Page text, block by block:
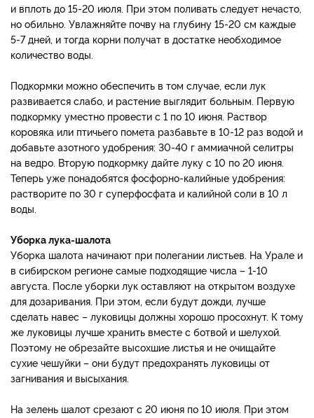
и вплоть до 15-20 июля. При этом поливать следует нечасто,
но обильно. Увлажняйте почву на глубину 15-20 см каждые
5-7 дней, и тогда корни получат в достатке необходимое
количество воды.
Подкормки можно обеспечить в том случае, если лук
развивается слабо, и растение выглядит больным. Первую
подкормку уместно провести с 1 по 10 июня. Раствор
коровяка или птичьего помета разбавьте в 10-12 раз водой и
добавьте азотного удобрения: 30-40 г аммиачной селитры
на ведро. Вторую подкормку дайте луку с 10 по 20 июня.
Теперь уже понадобятся фосфорно-калийные удобрения:
растворите по 30 г суперфосфата и калийной соли в 10 л
воды.
Уборка лука-шалота
Уборка шалота начинают при полегании листьев. На Урале и
в сибирском регионе самые подходящие числа – 1-10
августа. После уборки лук оставляют на открытом воздухе
для дозаривания. При этом, если будут дожди, лучше
сделать навес – луковицы должны хорошо просохнут. К тому
же луковицы лучше хранить вместе с ботвой и шелухой.
Поэтому не обрезайте высохшие листья и не очищайте
сухие чешуйки – они будут предохранять луковицы от
загнивания и высыхания.
На зелень шалот срезают с 20 июня по 10 июля. При этом